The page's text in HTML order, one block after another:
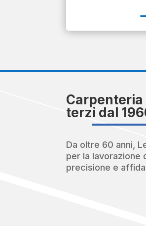
terzi dal
Da oltre 60 anni,
per la lavorazione
precisione e